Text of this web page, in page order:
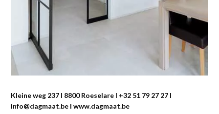
Kleine weg 237 I 8800 Roeselare I +32 51 79 27 27 I
info@dagmaat.be I www.dagmaat.be